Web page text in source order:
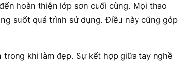
hoàn thiện lớp sơn cuối cùng. Mọi thao
suốt quá trình sử dụng. Điều này cũng góp
trong khi làm đẹp. Sự kết hợp giữa tay nghề